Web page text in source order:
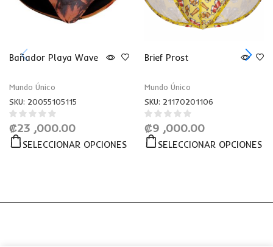
Bañador Playa Wave
Mundo Único
SKU: 20055105115
₡23 ,000.00
SELECCIONAR OPCIONES
Brief Prost
Mundo Único
SKU: 21170201106
₡9 ,000.00
SELECCIONAR OPCIONES